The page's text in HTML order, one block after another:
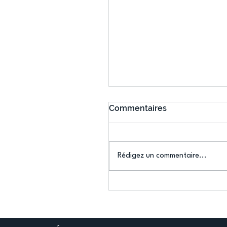
Aurevoir Tokyo !
Commentaires
Rédigez un commentaire...